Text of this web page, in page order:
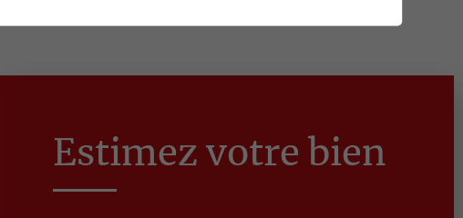
Estimez votre bien